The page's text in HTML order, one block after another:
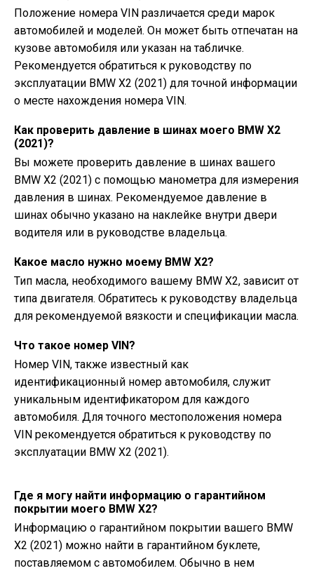
Положение номера VIN различается среди марок
автомобилей и моделей. Он может быть отпечатан на
кузове автомобиля или указан на табличке.
Рекомендуется обратиться к руководству по
эксплуатации BMW X2 (2021) для точной информации
о месте нахождения номера VIN.
Как проверить давление в шинах моего BMW X2
(2021)?
Вы можете проверить давление в шинах вашего
BMW X2 (2021) с помощью манометра для измерения
давления в шинах. Рекомендуемое давление в
шинах обычно указано на наклейке внутри двери
водителя или в руководстве владельца.
Какое масло нужно моему BMW X2?
Тип масла, необходимого вашему BMW X2, зависит от
типа двигателя. Обратитесь к руководству владельца
для рекомендуемой вязкости и спецификации масла.
Что такое номер VIN?
Номер VIN, также известный как
идентификационный номер автомобиля, служит
уникальным идентификатором для каждого
автомобиля. Для точного местоположения номера
VIN рекомендуется обратиться к руководству по
эксплуатации BMW X2 (2021).
Где я могу найти информацию о гарантийном
покрытии моего BMW X2?
Информацию о гарантийном покрытии вашего BMW
X2 (2021) можно найти в гарантийном буклете,
поставляемом с автомобилем. Обычно в нем